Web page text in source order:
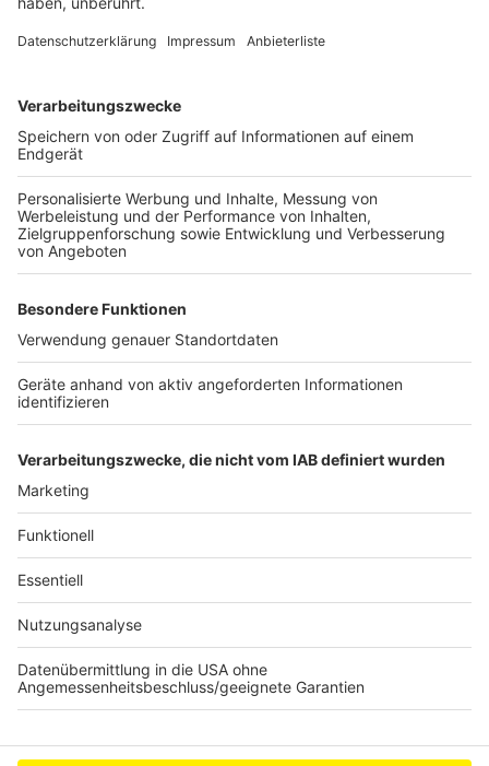
das Datenschutzrecht im Wege der Beschwerde an
die zuständige Datenschutzaufsichtsbehörde (Die
erhalten die Teilnehmer unter
www.radionrw.de/datenschutz.
* Aus Gründen der besseren Lesbarkeit wurde für alle
verwendet. Wir weisen an dieser Stelle ausdrücklich
darauf hin, dass die ausschließliche Verwendung der
männlichen Form explizit als geschlechtsunabhängig
verstanden werden soll und sowohl die weibliche als
auch die männliche Schreibweise für die
entsprechenden Begriffe gemeint ist.
Anzeige
Anzeige